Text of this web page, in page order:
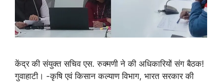
केंद्र की संयुक्त सचिव एस. रुक्मणी ने की अधिकारियों संग बैठक!
गुवाहाटी। -कृषि एवं किसान कल्याण विभाग, भारत सरकार की